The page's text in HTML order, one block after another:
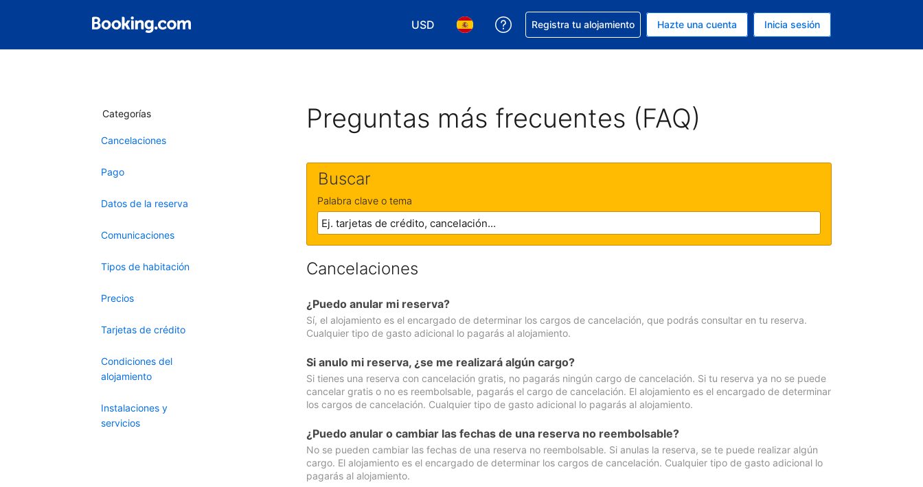
USD
Elegir tu moneda. Tu moneda actual es Dólar de EEUU
Elegir el idioma que prefieres. Tu idioma actual es Español
Obtener ayuda con la reserva
Registra tu alojamiento Hazte una cuenta Inicia sesión
Categorías
Cancelaciones
Pago
Datos de la reserva
Comunicaciones
Tipos de habitación
Precios
Tarjetas de crédito
Condiciones del
alojamiento
Instalaciones y
servicios
Preguntas más frecuentes (FAQ)
Buscar
Palabra clave o tema
Cancelaciones
¿Puedo anular mi reserva?
Sí, el alojamiento es el encargado de determinar los cargos de cancelación, que podrás consultar en tu reserva.
Cualquier tipo de gasto adicional lo pagarás al alojamiento.
Si anulo mi reserva, ¿se me realizará algún cargo?
Si tienes una reserva con cancelación gratis, no pagarás ningún cargo de cancelación. Si tu reserva ya no se puede
cancelar gratis o no es reembolsable, pagarás el cargo de cancelación. El alojamiento es el encargado de determinar
los cargos de cancelación. Cualquier tipo de gasto adicional lo pagarás al alojamiento.
¿Puedo anular o cambiar las fechas de una reserva no reembolsable?
No se pueden cambiar las fechas de una reserva no reembolsable. Si anulas la reserva, se te puede realizar algún
cargo. El alojamiento es el encargado de determinar los cargos de cancelación. Cualquier tipo de gasto adicional lo
pagarás al alojamiento.